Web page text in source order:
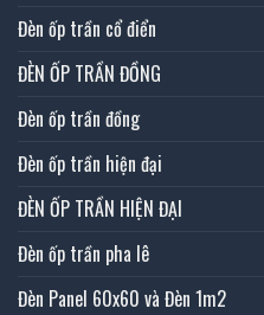
Đèn ốp trần cổ điển
ĐÈN ỐP TRẦN ĐỒNG
Đèn ốp trần đồng
Đèn ốp trần hiện đại
ĐÈN ỐP TRẦN HIỆN ĐẠI
Đèn ốp trần pha lê
Đèn Panel 60x60 và Đèn 1m2